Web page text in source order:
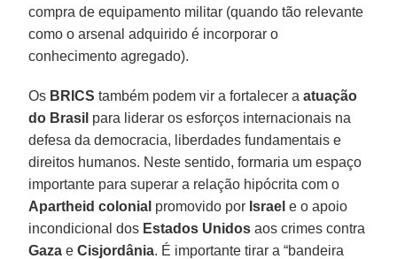
compra de equipamento militar (quando tão relevante
como o arsenal adquirido é incorporar o
conhecimento agregado).
Os BRICS também podem vir a fortalecer aatuação
do Brasil para liderar os esforços internacionais na
defesa da democracia, liberdades fundamentais e
direitos humanos. Neste sentido, formaria um espaço
importante para superar a relação hipócrita com o
Apartheid colonial promovido por Israel e o apoio
incondicional dos Estados Unidos aos crimes contra
Gaza eCisjordânia. É importante tirar a “bandeira